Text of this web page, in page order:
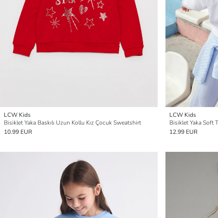
LCW Kids
Bisiklet Yaka Baskılı Uzun Kollu Kız Çocuk Sweatshirt
10.99 EUR
LCW Kids
Bisiklet Yaka Soft
12.99 EUR